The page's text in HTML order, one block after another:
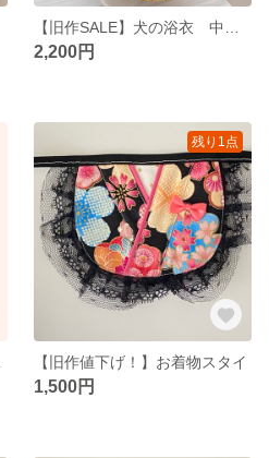
2,200円
残り1点
【旧作値下げ！】お着物スタイ
1,500円